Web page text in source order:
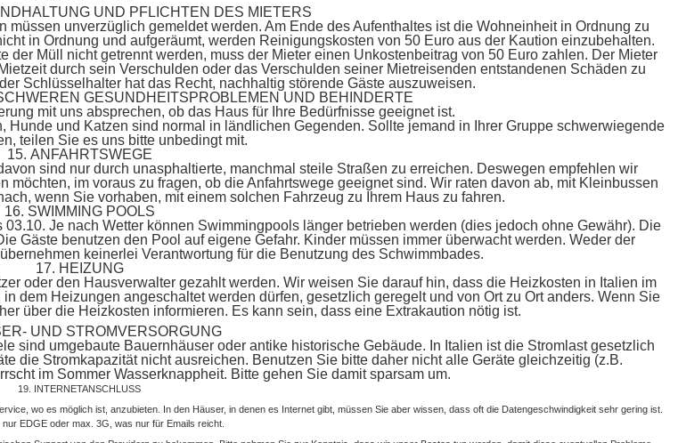
UND PFLICHTEN DES MIETERS
unverzüglich gemeldet werden. Am Ende des Aufenthaltes ist die Wohneinheit in Ordnung zu
in Ordnung und aufgeräumt, werden Reinigungskosten von 50 Euro aus der Kaution einzubehalten.
Müll nicht getrennt werden, muss der Mieter einen Unkostenbeitrag von 50 Euro zahlen. Der Mieter
durch sein Verschulden oder das Verschulden seiner Mietreisenden entstandenen Schäden zu
Schlüsselhalter hat das Recht, nachhaltig störende Gäste auszuweisen.
GESUNDHEITSPROBLEMEN UND BEHINDERTE
mit uns absprechen, ob das Haus für Ihre Bedürfnisse geeignet ist.
und Katzen sind normal in ländlichen Gegenden. Sollte jemand in Ihrer Gruppe schwerwiegende
teilen Sie es uns bitte unbedingt mit.
15. ANFAHRTSWEGE
sind nur durch unasphaltierte, manchmal steile Straßen zu erreichen. Deswegen empfehlen wir
im voraus zu fragen, ob die Anfahrtswege geeignet sind. Wir raten davon ab, mit Kleinbussen
wenn Sie vorhaben, mit einem solchen Fahrzeug zu Ihrem Haus zu fahren.
16. SWIMMING POOLS
Je nach Wetter können Swimmingpools länger betrieben werden (dies jedoch ohne Gewähr). Die
Gäste benutzen den Pool auf eigene Gefahr. Kinder müssen immer überwacht werden. Weder der
keinerlei Verantwortung für die Benutzung des Schwimmbades.
17. HEIZUNG
oder den Hausverwalter gezahlt werden. Wir weisen Sie darauf hin, dass die Heizkosten in Italien im
dem Heizungen angeschaltet werden dürfen, gesetzlich geregelt und von Ort zu Ort anders. Wenn Sie
über die Heizkosten informieren. Es kann sein, dass eine Extrakaution nötig ist.
UND STROMVERSORGUNG
sind umgebaute Bauernhäuser oder antike historische Gebäude. In Italien ist die Stromlast gesetzlich
die Stromkapazität nicht ausreichen. Benutzen Sie bitte daher nicht alle Geräte gleichzeitig (z.B.
im Sommer Wasserknappheit. Bitte gehen Sie damit sparsam um.
19. INTERNETANSCHLUSS
wo es möglich ist, anzubieten. In den Häuser, in denen es Internet gibt, müssen Sie aber wissen, dass oft die Datengeschwindigkeit sehr gering ist.
nur EDGE oder max. 3G, was nur für Emails reicht.